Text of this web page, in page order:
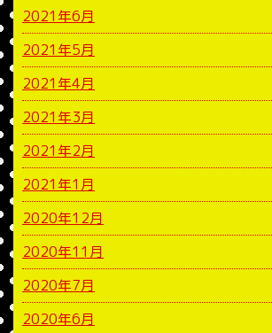
2021年6月
2021年5月
2021年4月
2021年3月
2021年2月
2021年1月
2020年12月
2020年11月
2020年7月
2020年6月